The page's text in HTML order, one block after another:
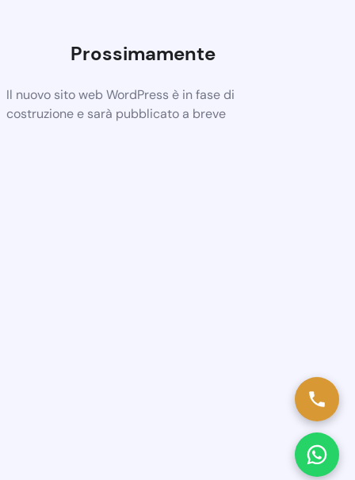
Prossimamente
Il nuovo sito web WordPress è in fase di
costruzione e sarà pubblicato a breve